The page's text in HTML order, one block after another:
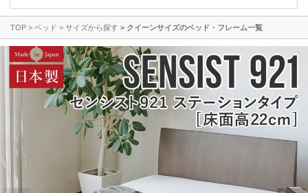
TOP ベッド サイズから探す クイーンサイズのベッド・フレーム一覧